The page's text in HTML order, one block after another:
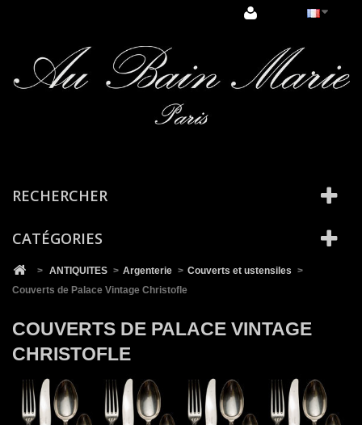
RECHERCHER
CATÉGORIES
> ANTIQUITES > Argenterie > Couverts et ustensiles >
Couverts de Palace Vintage Christofle
COUVERTS DE PALACE VINTAGE
CHRISTOFLE